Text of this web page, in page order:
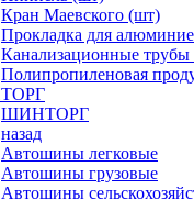
Кран Маевского (шт)
Прокладка для
Канализационные
Полипропиленовая
ШИНТОРГ
назад
Автошины легковые
Автошины грузовые
Автошины